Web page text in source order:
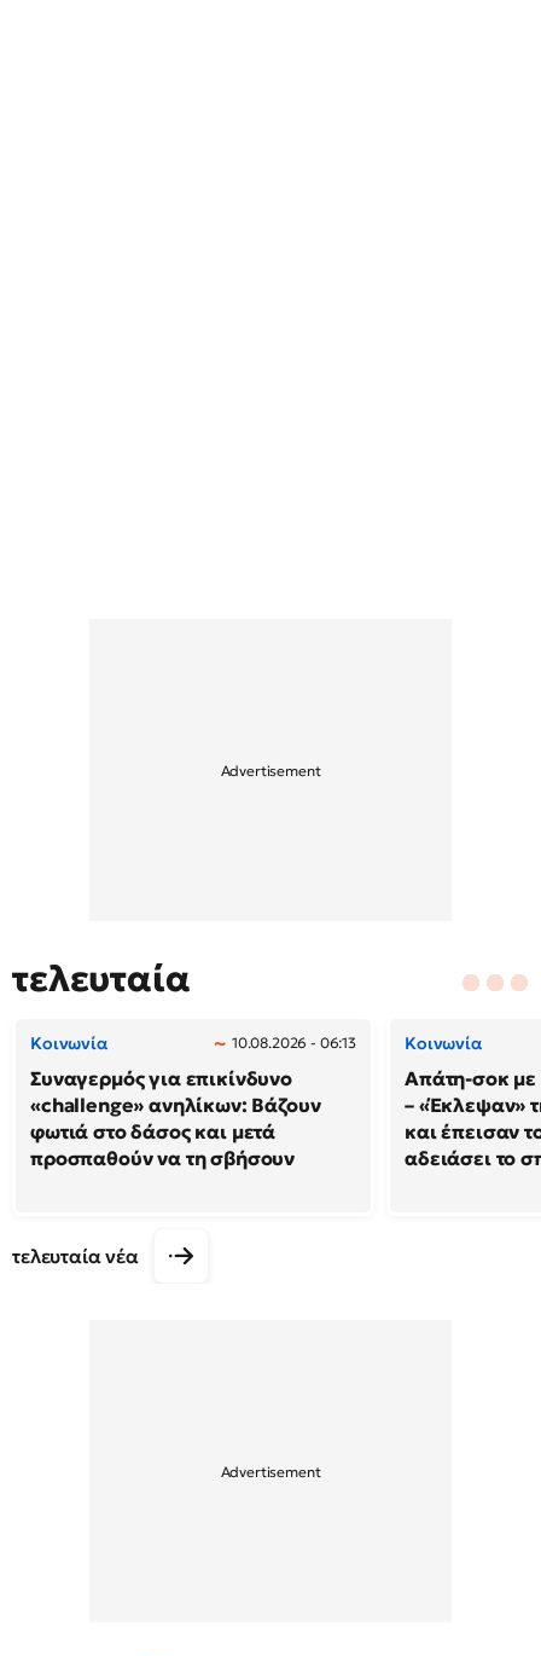
τελευταία
Κοινωνία 10.08.2026 - 06:13
Συναγερμός για επικίνδυνο
«challenge» ανηλίκων: Βάζουν
φωτιά στο δάσος και μετά
προσπαθούν να τη σβήσουν
Κοινωνία
Απάτη-σοκ με
– «Έκλεψαν»
και έπεισαν
αδειάσει το
τελευταία νέα